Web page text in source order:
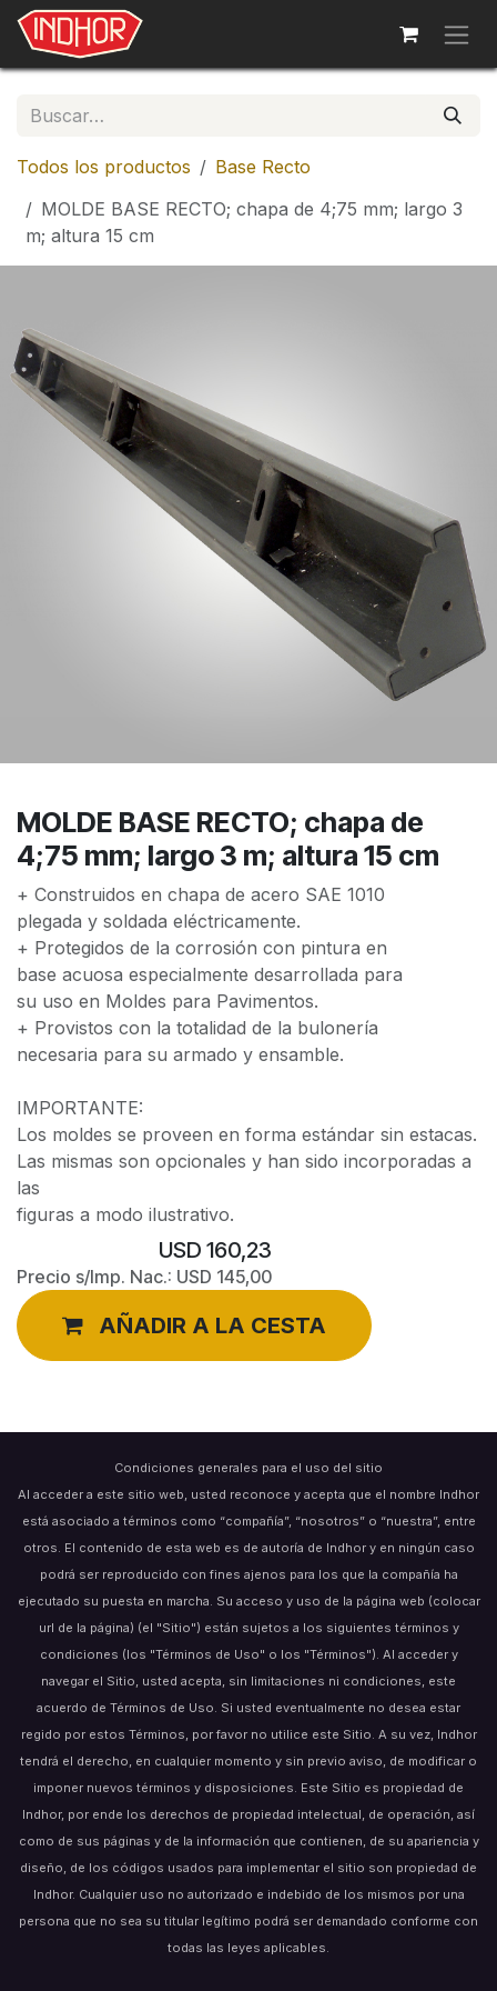
Ir al contenido
Todos los productos
Base Recto
MOLDE BASE RECTO; chapa de 4;75 mm; largo 3
m; altura 15 cm
MOLDE BASE RECTO; chapa de
4;75 mm; largo 3 m; altura 15 cm
+ Construidos en chapa de acero SAE 1010
plegada y soldada eléctricamente.
+ Protegidos de la corrosión con pintura en
base acuosa especialmente desarrollada para
su uso en Moldes para Pavimentos.
+ Provistos con la totalidad de la bulonería
necesaria para su armado y ensamble.
IMPORTANTE:
Los moldes se proveen en forma estándar sin estacas.
Las mismas son opcionales y han sido incorporadas a
las
figuras a modo ilustrativo.
USD 160,23
Precio s/Imp. Nac.: USD 145,00
AÑADIR A LA CESTA
Condiciones generales para el uso del sitio
Al acceder a este sitio web, usted reconoce y acepta que el nombre Indhor
está asociado a términos como “compañía”, “nosotros” o “nuestra”, entre
otros. El contenido de esta web es de autoría de Indhor y en ningún caso
podrá ser reproducido con fines ajenos para los que la compañía ha
ejecutado su puesta en marcha. Su acceso y uso de la página web (colocar
url de la página) (el "Sitio") están sujetos a los siguientes términos y
condiciones (los "Términos de Uso" o los "Términos"). Al acceder y
navegar el Sitio, usted acepta, sin limitaciones ni condiciones, este
acuerdo de Términos de Uso. Si usted eventualmente no desea estar
regido por estos Términos, por favor no utilice este Sitio. A su vez, Indhor
tendrá el derecho, en cualquier momento y sin previo aviso, de modificar o
imponer nuevos términos y disposiciones. Este Sitio es propiedad de
Indhor, por ende los derechos de propiedad intelectual, de operación, así
como de sus páginas y de la información que contienen, de su apariencia y
diseño, de los códigos usados para implementar el sitio son propiedad de
Indhor. Cualquier uso no autorizado e indebido de los mismos por una
persona que no sea su titular legítimo podrá ser demandado conforme con
todas las leyes aplicables.